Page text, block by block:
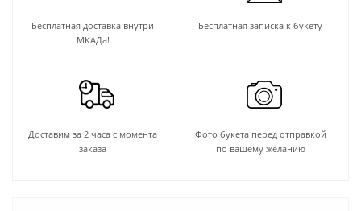
Бесплатная доставка внутри
МКАДа!
Бесплатная записка к букету
Доставим за 2 часа с момента
заказа
Фото букета перед отправкой
по вашему желанию